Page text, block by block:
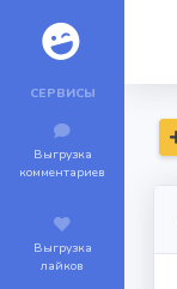
СЕРВИСЫ
Выгрузка
комментариев
Выгрузка
лайков